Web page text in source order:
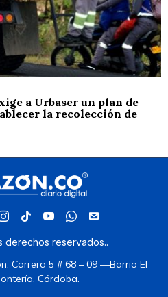
a Urbaser un plan de
la recolección de
derechos reservados..
Carrera 5 # 68 – 09 —Barrio El
Córdoba.